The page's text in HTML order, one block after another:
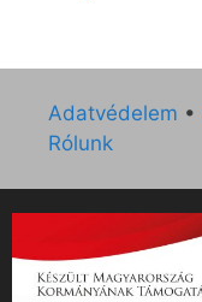
Adatvédelem •
Rólunk